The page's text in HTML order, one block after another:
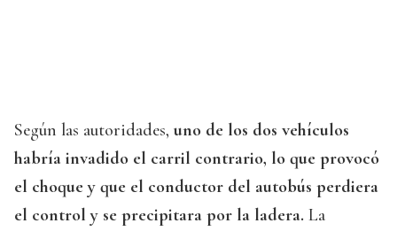
Según las autoridades, uno de los dos vehículos
habría invadido el carril contrario, lo que provocó
el choque y que el conductor del autobús perdiera
el control y se precipitara por la ladera. La